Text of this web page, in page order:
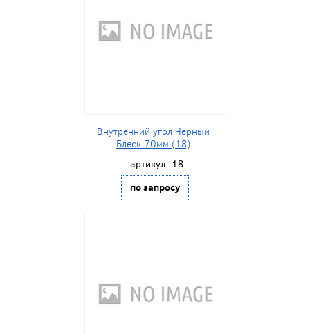
Внутренний угол Черный
Блеск 70мм (18)
артикул: 18
по запросу